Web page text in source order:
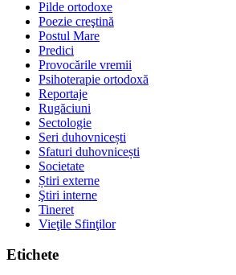
Pilde ortodoxe
Poezie creştină
Postul Mare
Predici
Provocările vremii
Psihoterapie ortodoxă
Reportaje
Rugăciuni
Sectologie
Seri duhovnicești
Sfaturi duhovnicești
Societate
Știri externe
Ştiri interne
Tineret
Vieţile Sfinţilor
Etichete